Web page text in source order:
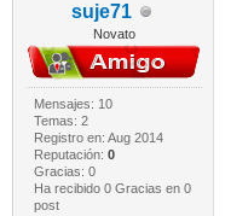
suje71
Novato
Mensajes: 10
Temas: 2
Registro en: Aug 2014
Reputación: 0
Gracias: 0
Ha recibido 0 Gracias en 0
post